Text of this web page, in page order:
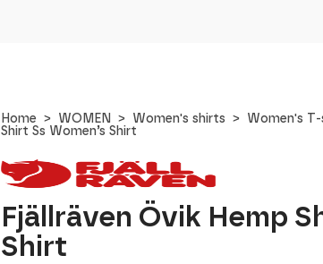
Home WOMEN Women's shirts Women's
Shirt Ss Women’s Shirt
Fjällräven Övik Hemp
Shirt